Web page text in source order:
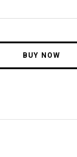
BUY NOW